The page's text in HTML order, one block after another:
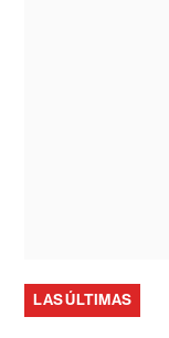
LAS ÚLTIMAS